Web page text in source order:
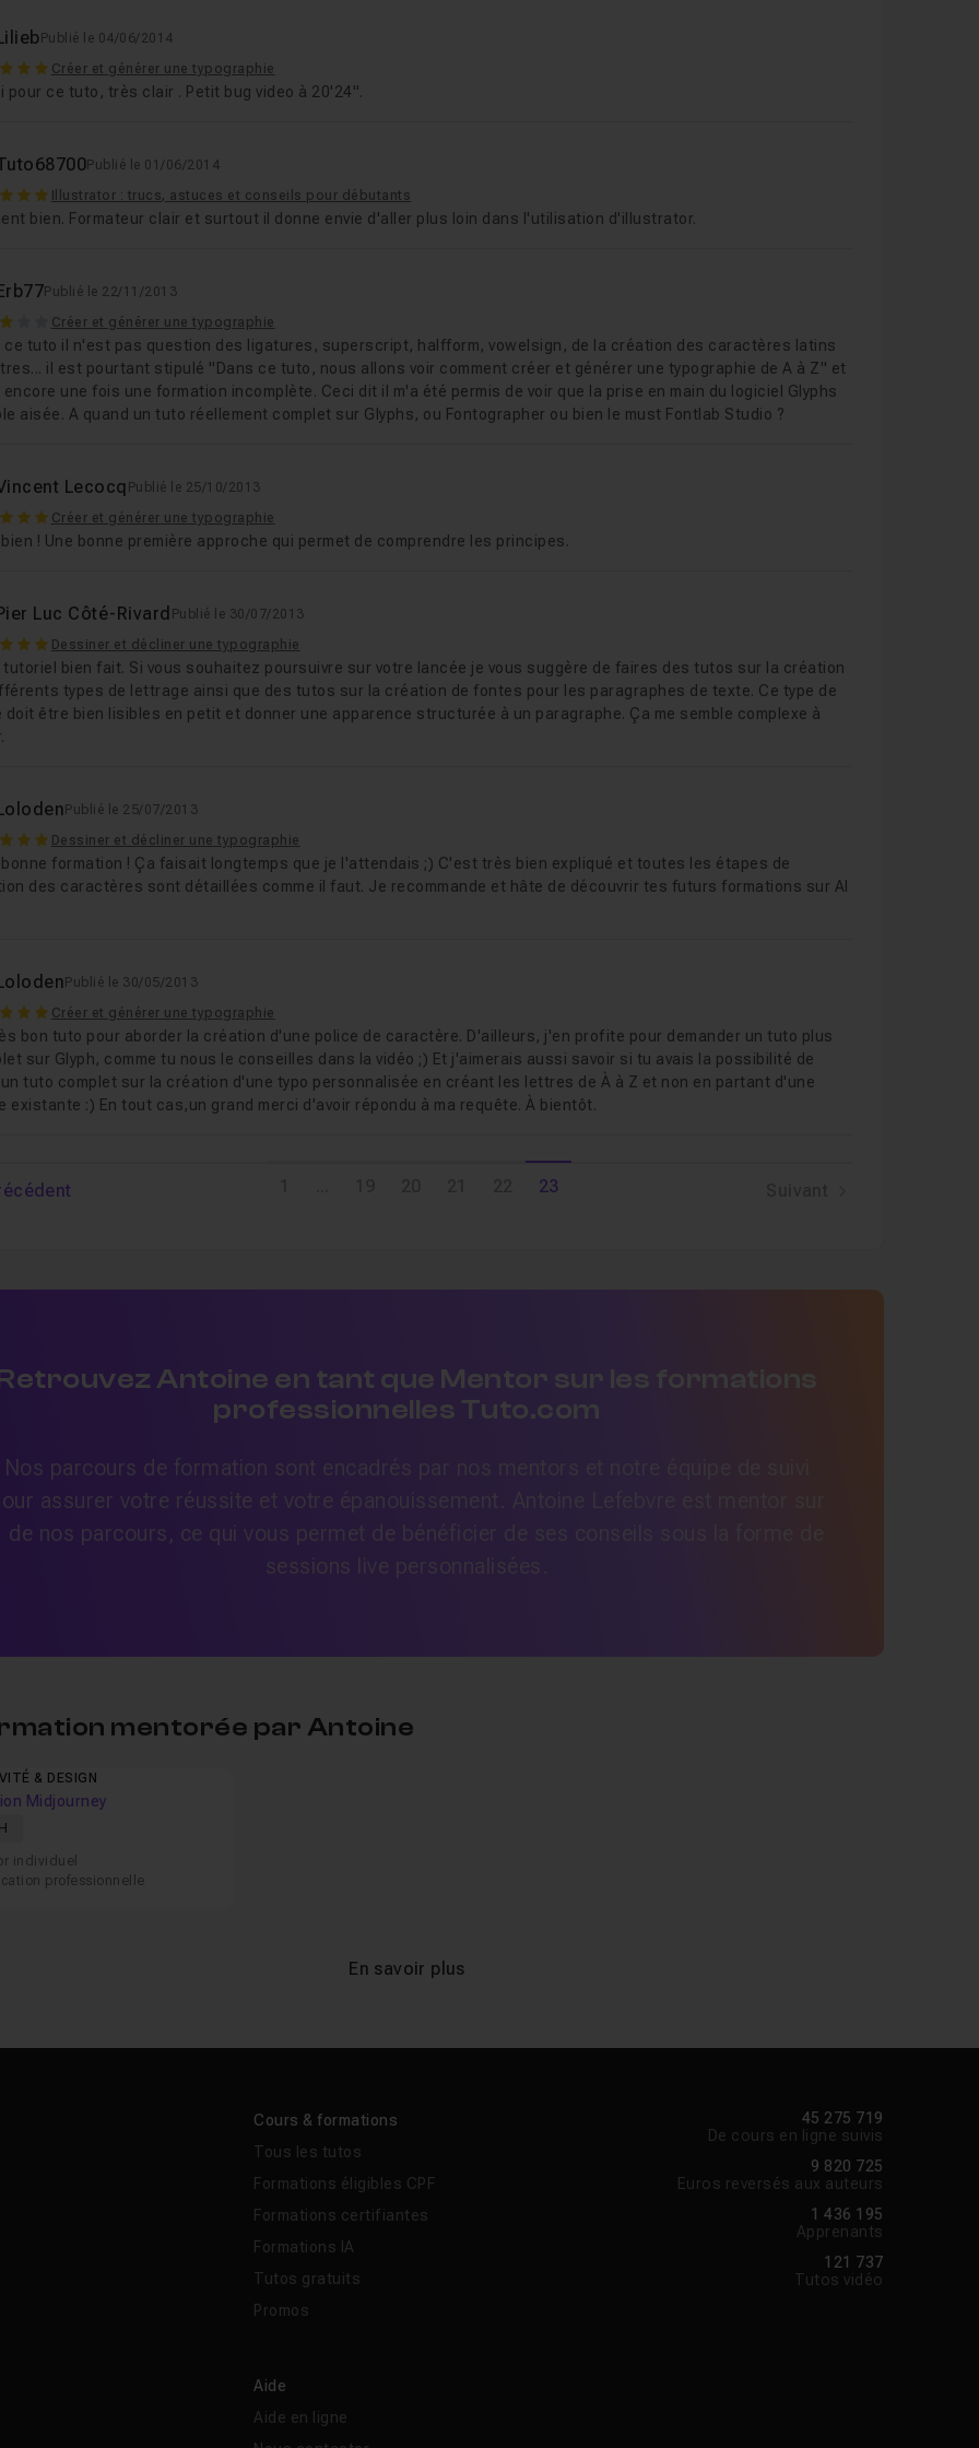
Publié le 04/06/2014
Créer et générer une typographie
pour ce tuto, très clair . Petit bug video à 20'24".
Publié le 01/06/2014
Illustrator : trucs, astuces et conseils pour débutants
bien. Formateur clair et surtout il donne envie d'aller plus loin dans l'utilisation d'illustrator.
Publié le 22/11/2013
Créer et générer une typographie
ce tuto il n'est pas question des ligatures, superscript, halfform, vowelsign, de la création des caractères latins
il est pourtant stipulé "Dans ce tuto, nous allons voir comment créer et générer une typographie de A à Z" et
une fois une formation incomplète. Ceci dit il m'a été permis de voir que la prise en main du logiciel Glyphs
aisée. A quand un tuto réellement complet sur Glyphs, ou Fontographer ou bien le must Fontlab Studio ?
Lecocq Publié le 25/10/2013
Créer et générer une typographie
! Une bonne première approche qui permet de comprendre les principes.
Luc Côté-Rivard Publié le 30/07/2013
Dessiner et décliner une typographie
tutoriel bien fait. Si vous souhaitez poursuivre sur votre lancée je vous suggère de faires des tutos sur la création
types de lettrage ainsi que des tutos sur la création de fontes pour les paragraphes de texte. Ce type de
doit être bien lisibles en petit et donner une apparence structurée à un paragraphe. Ça me semble complexe à
Publié le 25/07/2013
Dessiner et décliner une typographie
formation ! Ça faisait longtemps que je l'attendais ;) C'est très bien expliqué et toutes les étapes de
des caractères sont détaillées comme il faut. Je recommande et hâte de découvrir tes futurs formations sur AI
Publié le 30/05/2013
Créer et générer une typographie
bon tuto pour aborder la création d'une police de caractère. D'ailleurs, j'en profite pour demander un tuto plus
sur Glyph, comme tu nous le conseilles dans la vidéo ;) Et j'aimerais aussi savoir si tu avais la possibilité de
tuto complet sur la création d'une typo personnalisée en créant les lettres de À à Z et non en partant d'une
existante :) En tout cas,un grand merci d'avoir répondu à ma requête. À bientôt.
23
Antoine en tant que Mentor sur les formations
professionnelles Tuto.com
Nos parcours de formation sont encadrés par nos mentors et notre équipe de suivi
assurer votre réussite et votre épanouissement. Antoine Lefebvre est mentor sur
de nos parcours, ce qui vous permet de bénéficier de ses conseils sous la forme de
sessions live personnalisées.
mentorée par Antoine
& DESIGN
Midjourney
individuel
professionnelle
En savoir plus
Cours & formations
Tous les tutos
Formations éligibles CPF
Formations certifiantes
Formations IA
Tutos gratuits
Promos
Aide
Aide en ligne
45 275 719
De cours en ligne suivis
9 820 725
Euros reversés aux auteurs
1 436 195
Apprenants
121 737
Tutos vidéo